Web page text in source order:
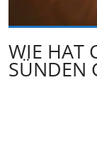
WIE HAT
SÜNDEN